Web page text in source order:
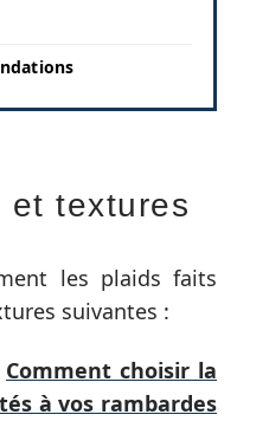
et textures
les plaids faits
suivantes :
Comment choisir la
à vos rambardes